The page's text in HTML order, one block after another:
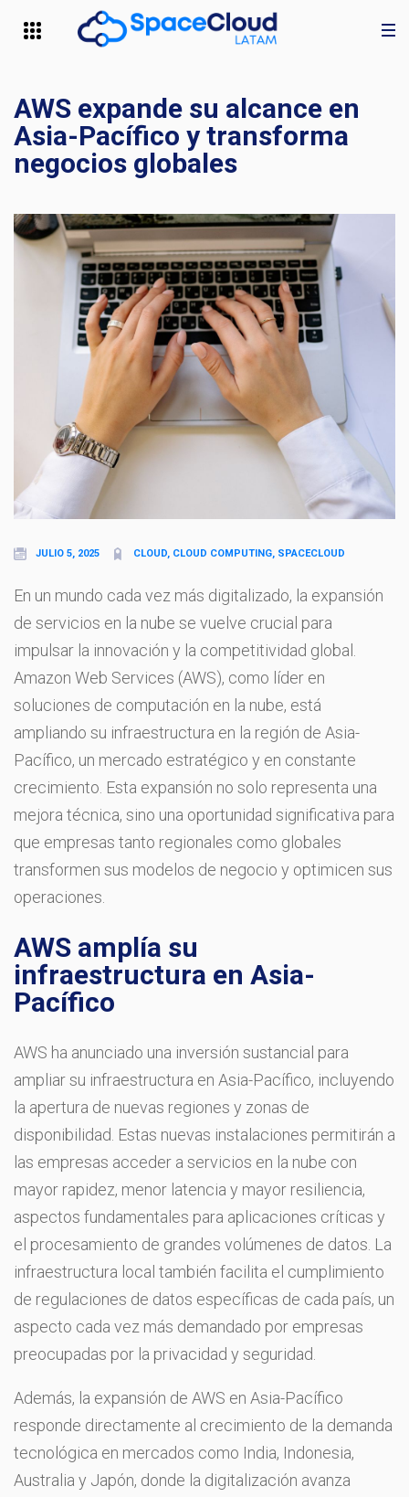
AWS expande su alcance en
Asia-Pacífico y transforma
negocios globales
JULIO 5, 2025 CLOUD, CLOUD COMPUTING, SPACECLOUD
En un mundo cada vez más digitalizado, la expansión
de servicios en la nube se vuelve crucial para
impulsar la innovación y la competitividad global.
Amazon Web Services (AWS), como líder en
soluciones de computación en la nube, está
ampliando su infraestructura en la región de Asia-
Pacífico, un mercado estratégico y en constante
crecimiento. Esta expansión no solo representa una
mejora técnica, sino una oportunidad significativa para
que empresas tanto regionales como globales
transformen sus modelos de negocio y optimicen sus
operaciones.
AWS amplía su
infraestructura en Asia-
Pacífico
AWS ha anunciado una inversión sustancial para
ampliar su infraestructura en Asia-Pacífico, incluyendo
la apertura de nuevas regiones y zonas de
disponibilidad. Estas nuevas instalaciones permitirán a
las empresas acceder a servicios en la nube con
mayor rapidez, menor latencia y mayor resiliencia,
aspectos fundamentales para aplicaciones críticas y
el procesamiento de grandes volúmenes de datos. La
infraestructura local también facilita el cumplimiento
de regulaciones de datos específicas de cada país, un
aspecto cada vez más demandado por empresas
preocupadas por la privacidad y seguridad.
Además, la expansión de AWS en Asia-Pacífico
responde directamente al crecimiento de la demanda
tecnológica en mercados como India, Indonesia,
Australia y Japón, donde la digitalización avanza